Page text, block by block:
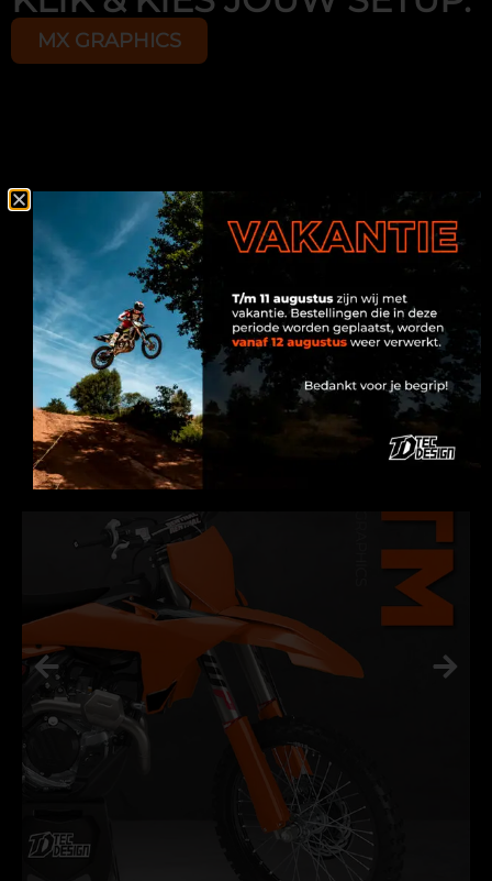
MX GRAPHICS
ONZE MERKEN
Kies eerst jouw motor merk, selecteer daarna een
design dat bij je past en laat deze volledig
personaliseren met je eigen naam, nummer en
logo’s. Zo creëren we een unieke stickerset die
perfect aansluit bij jouw stijl en motor.